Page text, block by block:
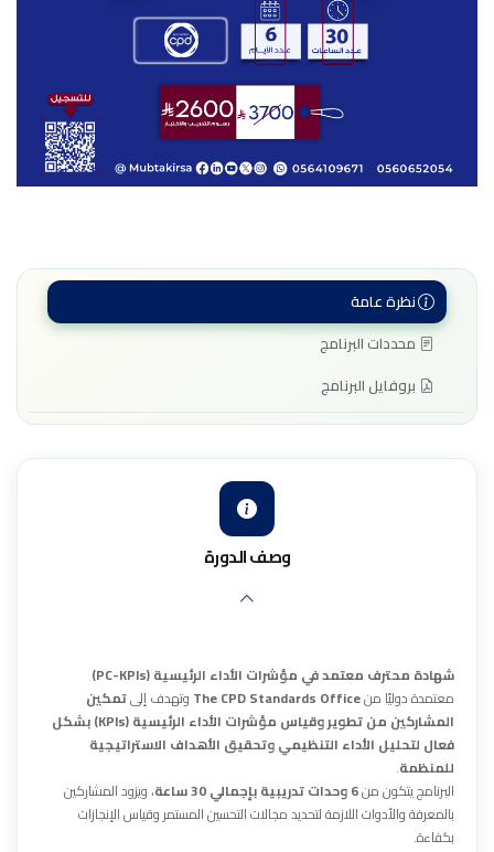
نظرة عامة
محددات البرنامج
بروفايل البرنامج
وصف الدورة
شهادة محترف معتمد في مؤشرات الأداء الرئيسية (PC-KPIs)
معتمدة دوليًا منThe CPD Standards Office وتهدف إلىتمكين
المشاركين من تطوير وقياس مؤشرات الأداء الرئيسية (KPIs) بشكل
فعال لتحليل الأداء التنظيمي وتحقيق الأهداف الاستراتيجية
للمنظمة.
البرنامج يتكون من6 وحدات تدريبية بإجمالي 30 ساعة
، ويزود المشاركين
بالمعرفة والأدوات اللازمة لتحديد مجالات التحسين المستمر وقياس الإنجازات
بكفاءة.